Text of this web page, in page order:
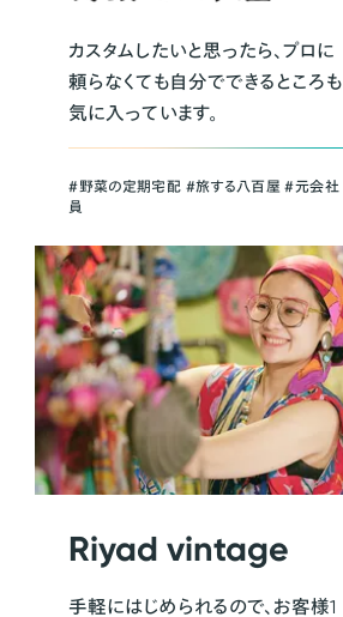
カスタムしたいと思ったら、プロに
頼らなくても自分でできるところも
気に入っています。
＃野菜の定期宅配 ＃旅する八百屋 ＃元会社
員
Riyad vintage
手軽にはじめられるので、お客様1